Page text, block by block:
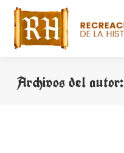
Archivos del autor: